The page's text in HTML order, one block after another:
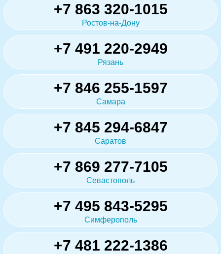
+7 863 320-1015
Ростов-на-Дону
+7 491 220-2949
Рязань
+7 846 255-1597
Самара
+7 845 294-6847
Саратов
+7 869 277-7105
Севастополь
+7 495 843-5295
Симферополь
+7 481 222-1386